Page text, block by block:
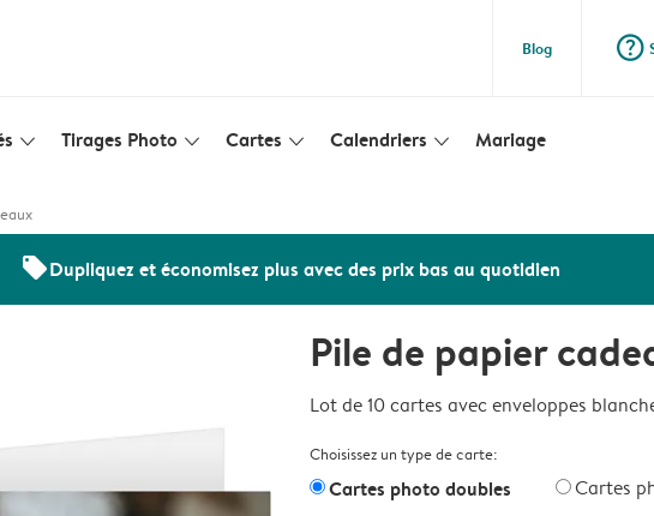
Blog question_mark_circle
slim_arrow_down Tirages Photo slim_arrow_down Cartes slim_arrow_down Calendriers slim_arrow_down Mariage
offersDupliquez et économisez plus avec des prix bas au quotidien
Pile de papier
Lot de 10 cartes avec enveloppes
Choisissez un type de carte:
Cartes photo doubles Cartes